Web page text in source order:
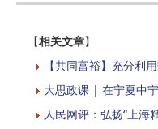
【相关文章】
【共同富裕】充分利
大思政课 | 在宁夏中
人民网评：弘扬“上海